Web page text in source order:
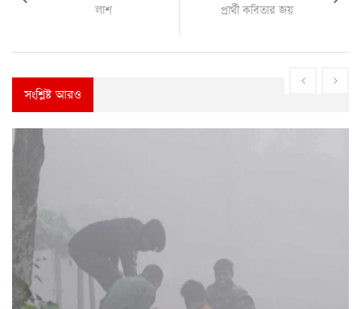
লাশ
প্রার্থী কবিতার জয়
সংশ্লিষ্ট আরও